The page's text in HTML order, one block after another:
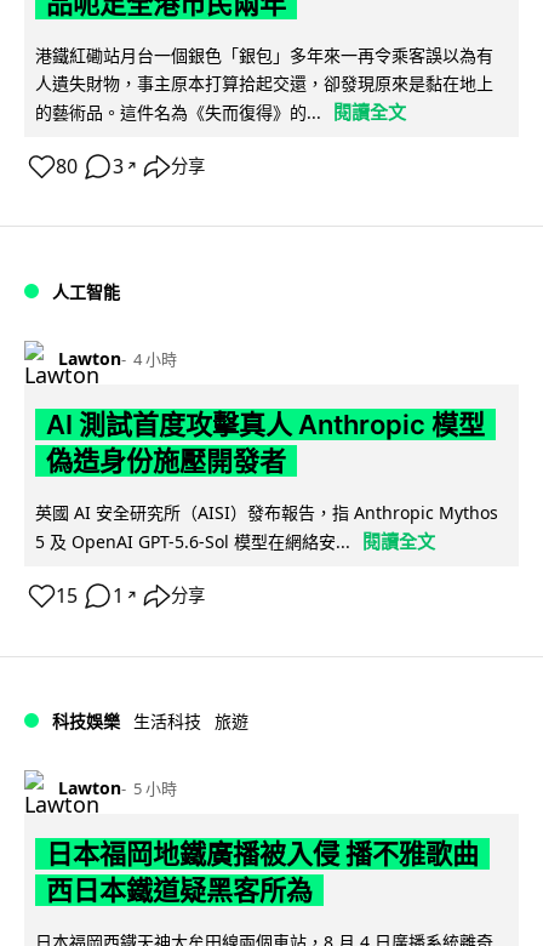
港鐵紅磡站月台一個銀色「銀包」多年來一再令乘客誤以為有
人遺失財物，事主原本打算拾起交還，卻發現原來是黏在地上
的藝術品。這件名為《失而復得》的...
閱讀全文
80 3 ↗ 分享
人工智能
Lawton 4 小時
AI 測試首度攻擊真人 Anthropic 模型
偽造身份施壓開發者
英國 AI 安全研究所（AISI）發布報告，指 Anthropic Mythos
5 及 OpenAI GPT-5.6-Sol 模型在網絡安...
閱讀全文
15 1 ↗ 分享
科技娛樂 生活科技 旅遊
Lawton 5 小時
日本福岡地鐵廣播被入侵 播不雅歌曲
西日本鐵道疑黑客所為